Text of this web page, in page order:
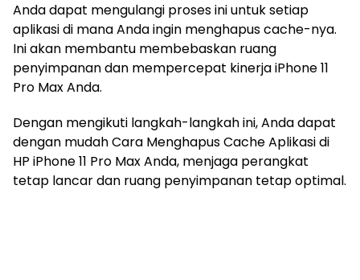
Anda dapat mengulangi proses ini untuk setiap
aplikasi di mana Anda ingin menghapus cache-nya.
Ini akan membantu membebaskan ruang
penyimpanan dan mempercepat kinerja iPhone 11
Pro Max Anda.
Dengan mengikuti langkah-langkah ini, Anda dapat
dengan mudah Cara Menghapus Cache Aplikasi di
HP iPhone 11 Pro Max Anda, menjaga perangkat
tetap lancar dan ruang penyimpanan tetap optimal.